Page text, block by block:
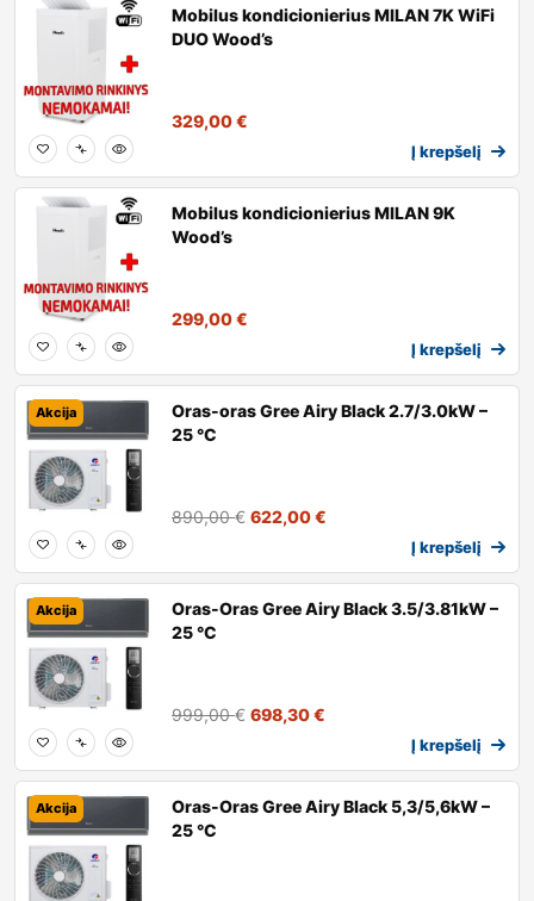
Mobilus kondicionierius MILAN 7K WiFi
DUO Wood’s
329,00€
Į krepšelį
Mobilus kondicionierius MILAN 9K
Wood’s
299,00€
Į krepšelį
Akcija
Oras-oras Gree Airy Black 2.7/3.0kW –
25 °C
890,00€ 622,00€
Į krepšelį
Akcija
Oras-Oras Gree Airy Black 3.5/3.81kW –
25 °C
999,00€ 698,30€
Į krepšelį
Akcija
Oras-Oras Gree Airy Black 5,3/5,6kW –
25 °C